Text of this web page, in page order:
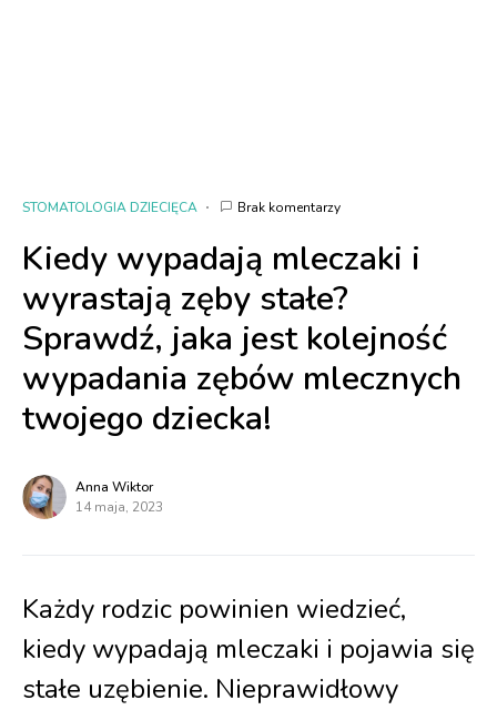
STOMATOLOGIA DZIECIĘCA Brak komentarzy
Kiedy wypadają mleczaki i
wyrastają zęby stałe?
Sprawdź, jaka jest kolejność
wypadania zębów mlecznych
twojego dziecka!
Anna Wiktor
14 maja, 2023
Każdy rodzic powinien wiedzieć,
kiedy wypadają mleczaki i pojawia się
stałe uzębienie. Nieprawidłowy